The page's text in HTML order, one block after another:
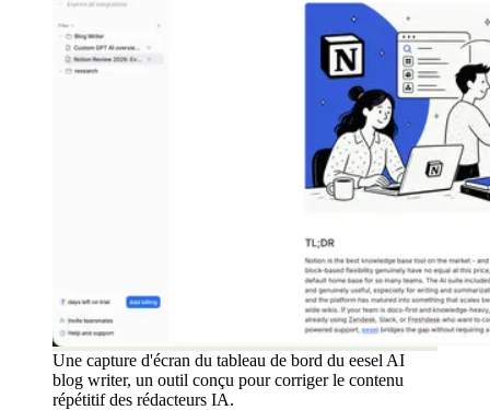
Une capture d'écran du tableau de bord du eesel AI
blog writer, un outil conçu pour corriger le contenu
répétitif des rédacteurs IA.